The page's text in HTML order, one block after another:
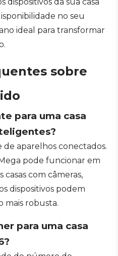
no seu
ideal para transformar
sobre
para uma casa
aparelhos conectados.
pode funcionar em
casas com câmeras,
dispositivos podem
mais robusta.
para uma casa